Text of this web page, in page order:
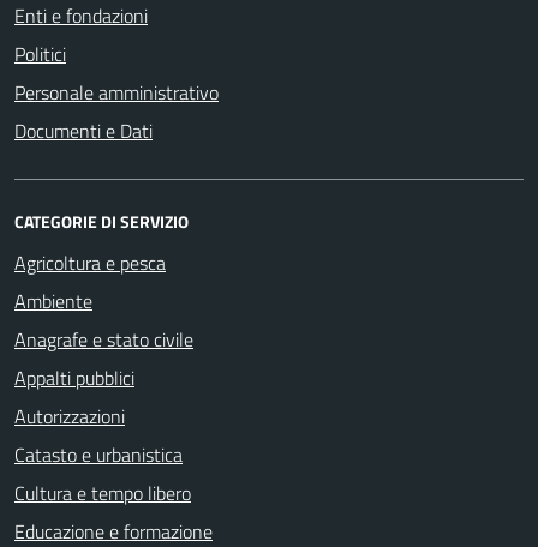
Enti e fondazioni
Politici
Personale amministrativo
Documenti e Dati
CATEGORIE DI SERVIZIO
Agricoltura e pesca
Ambiente
Anagrafe e stato civile
Appalti pubblici
Autorizzazioni
Catasto e urbanistica
Cultura e tempo libero
Educazione e formazione